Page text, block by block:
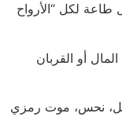
طاعة لكل “الأرواح
أو القربان
نحس، موت رمزي